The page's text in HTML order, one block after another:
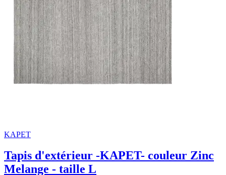
KAPET
Tapis d'extérieur -KAPET- couleur Zinc
Melange - taille L